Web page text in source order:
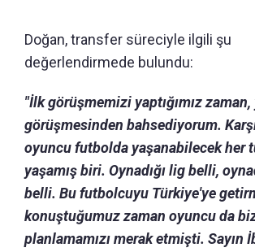
Doğan, transfer süreciyle ilgili şu
değerlendirmede bulundu:
"İlk görüşmemizi yaptığımız
görüşmesinden bahsediyorum.
oyuncu futbolda yaşanabilecek her
yaşamış biri. Oynadığı lig belli,
belli. Bu futbolcuyu Türkiye'ye
konuştuğumuz zaman oyuncu da
planlamamızı merak etmişti. Sayın